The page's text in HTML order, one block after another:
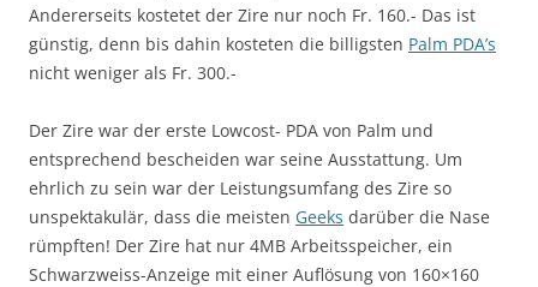
Andererseits kostetet der Zire nur noch Fr. 160.- Das ist
günstig, denn bis dahin kosteten die billigsten Palm PDA’s
nicht weniger als Fr. 300.-
Der Zire war der erste Lowcost- PDA von Palm und
entsprechend bescheiden war seine Ausstattung. Um
ehrlich zu sein war der Leistungsumfang des Zire so
unspektakulär, dass die meisten Geeks darüber die Nase
rümpften! Der Zire hat nur 4MB Arbeitsspeicher, ein
Schwarzweiss-Anzeige mit einer Auflösung von 160×160